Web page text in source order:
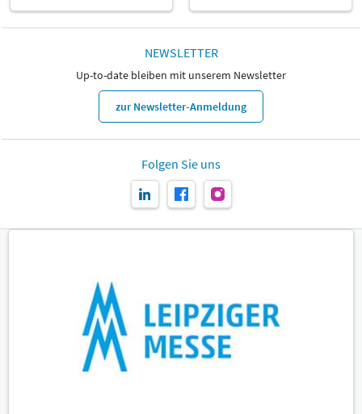
NEWSLETTER
Up-to-date bleiben mit unserem Newsletter
zur Newsletter-Anmeldung
Folgen Sie uns